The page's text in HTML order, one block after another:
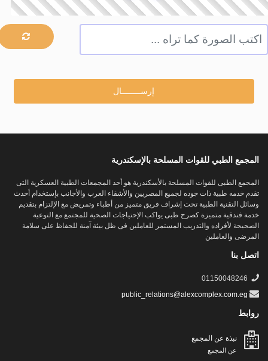
المجمع الطبي للقوات المسلحة بالإسكندرية
المجمع الطبى للقوات المسلحة بالأسكندرية هو أحد المجمعات الطبية العسكرية التى
تقدم خدمه طبية ذات جوده لجميع المصريين والأشقاء العرب والأجانب بإستخدام أحدث
وسائل التقنية الطبية تحت إشراف فريق متميز من أطباء وتمريض مع الإلتزام بتقديم
خدمة فندقية متميزة كصرح طبى يواكب الإحتياجات الصحية للمجتمع مع التوعية
الصحيحة لأفراده والتدريب المستمر للعاملين فى ظل بيئة آمنة للحفاظ على سلامة
المرضى والعاملين
اتصل بنا
01150048246
public_relations@alexcomplex.com.eg
روابط
نبذة عن المجمع
عن المجمع